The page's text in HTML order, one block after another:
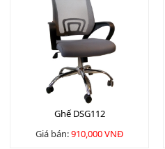
Ghế DSG112
Giá bán:910,000 VNĐ